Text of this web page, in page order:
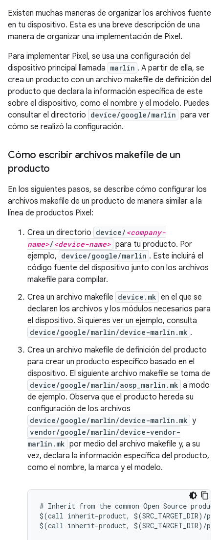
Existen muchas maneras de organizar los archivos fuente
en tu dispositivo. Esta es una breve descripción de una
manera de organizar una implementación de Pixel.
Para implementar Pixel, se usa una configuración del
dispositivo principal llamada marlin . A partir de ella, se
crea un producto con un archivo makefile de definición del
producto que declara la información específica de este
sobre el dispositivo, como el nombre y el modelo. Puedes
consultar el directorio device/google/marlin para ver
cómo se realizó la configuración.
Cómo escribir archivos makefile de un
producto
En los siguientes pasos, se describe cómo configurar los
archivos makefile de un producto de manera similar a la
línea de productos Pixel:
Crea un directorio device/ <company-
name>/ <device-name> para tu producto. Por
ejemplo, device/google/marlin . Este incluirá el
código fuente del dispositivo junto con los archivos
makefile para compilar.
Crea un archivo makefile device.mk en el que se
declaren los archivos y los módulos necesarios para
el dispositivo. Si quieres ver un ejemplo, consulta
device/google/marlin/device-marlin.mk .
Crea un archivo makefile de definición del producto
para crear un producto específico basado en el
dispositivo. El siguiente archivo makefile se toma de
device/google/marlin/aosp_marlin.mk a modo
de ejemplo. Observa que el producto hereda su
configuración de los archivos
device/google/marlin/device-marlin.mk y
vendor/google/marlin/device-vendor-
marlin.mk por medio del archivo makefile y, a su
vez, declara la información específica del producto,
como el nombre, la marca y el modelo.
# Inherit from the common Open Source
$(call inherit-product, $(SRC_TARGET_DIR)/
$(call inherit-product, $(SRC_TARGET_DIR)/